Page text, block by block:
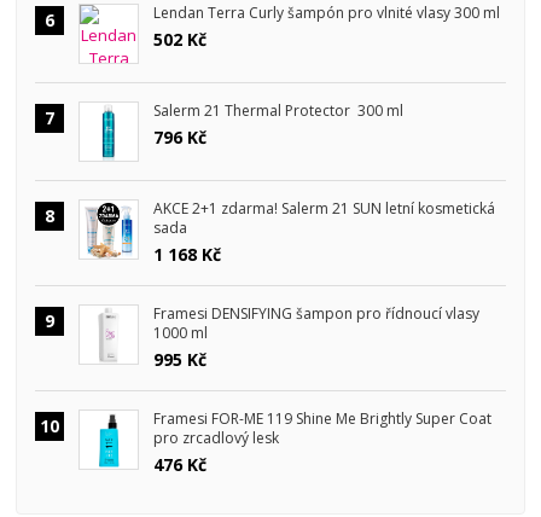
6 Lendan Terra Curly šampón pro vlnité vlasy 300 ml
502 Kč
7 Salerm 21 Thermal Protector 300 ml
796 Kč
8
AKCE 2+1 zdarma! Salerm 21 SUN letní kosmetická
sada
1 168 Kč
9
Framesi DENSIFYING šampon pro řídnoucí vlasy
1000 ml
995 Kč
10
Framesi FOR-ME 119 Shine Me Brightly Super Coat
pro zrcadlový lesk
476 Kč